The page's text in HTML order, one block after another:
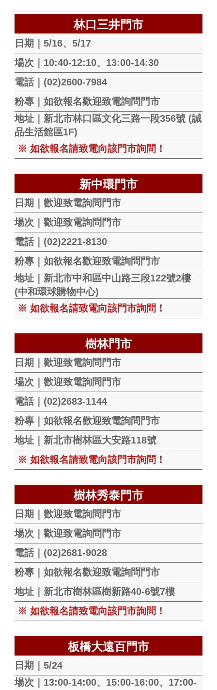
林口三井門市
日期｜5/16、5/17
場次｜10:40-12:10、13:00-14:30
電話｜(02)2600-7984
粉專｜如欲報名歡迎致電詢問門市
地址｜新北市林口區文化三路一段356號 (誠
品生活館區1F)
※ 如欲報名請致電向該門市詢問！
新中環門市
日期｜歡迎致電詢問門市
場次｜歡迎致電詢問門市
電話｜(02)2221-8130
粉專｜如欲報名歡迎致電詢問門市
地址｜新北市中和區中山路三段122號2樓
(中和環球購物中心)
※ 如欲報名請致電向該門市詢問！
樹林門市
日期｜歡迎致電詢問門市
場次｜歡迎致電詢問門市
電話｜(02)2683-1144
粉專｜如欲報名歡迎致電詢問門市
地址｜新北市樹林區大安路118號
※ 如欲報名請致電向該門市詢問！
樹林秀泰門市
日期｜歡迎致電詢問門市
場次｜歡迎致電詢問門市
電話｜(02)2681-9028
粉專｜如欲報名歡迎致電詢問門市
地址｜新北市樹林區樹新路40-6號7樓
※ 如欲報名請致電向該門市詢問！
板橋大遠百門市
日期｜5/24
場次｜13:00-14:00、15:00-16:00、17:00-